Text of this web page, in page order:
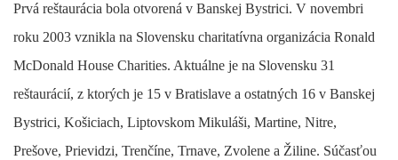
Prvá reštaurácia bola otvorená v Banskej Bystrici. V novembri
roku 2003 vznikla na Slovensku charitatívna organizácia Ronald
McDonald House Charities. Aktuálne je na Slovensku 31
reštaurácií, z ktorých je 15 v Bratislave a ostatných 16 v Banskej
Bystrici, Košiciach, Liptovskom Mikuláši, Martine, Nitre,
Prešove, Prievidzi, Trenčíne, Trnave, Zvolene a Žiline. Súčasťou